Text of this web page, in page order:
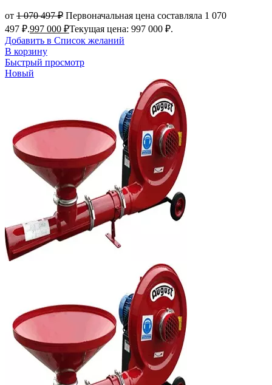
от 1 070 497₽ Первоначальная цена составляла 1 070
497 ₽.997 000 ₽Текущая цена: 997 000 ₽.
Добавить в Список желаний
В корзину
Быстрый просмотр
Новый